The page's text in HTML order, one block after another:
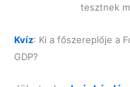
tesztnek
Kvíz: Ki a főszereplője a
GDP?